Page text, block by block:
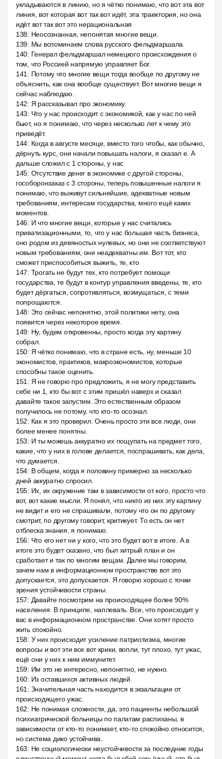
укладываются в линию, но я чётко понимаю, что вот эта вот
линия, вот которая вот так вот идёт, эта траектория, но она
идёт вот так вот это нерациональная
138: Неосознанная, непонятая многие вещи.
139: Мы вспоминаем слова русского фельдмаршала.
140: Генерал фельдмаршал немецкого происхождения о
том, что Россией напрямую управляет Бог.
141 : Потому что многие вещи тогда вообще по другому не
объяснить, как она вообще существует. Вот многие вещи я
сейчас наблюдаю.
142: Я рассказывал про экономику.
143: Что у нас происходит с экономикой, как у нас по ней
бьют, но я понимаю, что через несколько лет к чему это
приведёт.
144: Когда в августе месяце, вместо того чтобы, как обычно,
дёрнуть курс, они начали повышать налоги, я сказал е. А
дальше сложил с 1 стороны, у нас
145: Отсутствие денег в экономике с другой стороны,
гособоронзаказ с 3 стороны, теперь повышенные налоги я
понимаю, что выживут сильнейшие, адекватные новым
требованиям, интересам государства, много ещё каких
моментов.
146: И что многие вещи, которые у нас считались
приватизационными, то, что у нас большая часть бизнеса,
оно родом из девяностых нулевых, но они не соответствуют
новым требованиям, они неадекватны им. Вот тот, кто
сможет приспособиться выжить, те, кто
147: Трогать не будут тех, кто потребует помощи
государства, те будут в контур управления введены, те, кто
будет дёргаться, сопротивляться, возмущаться, с теми
попрощаются.
148: Это сейчас непонятно, этой политики нету, она
появится через некоторое время.
149: Ну, будем откровенны, просто когда эту картину
собрал.
150: Я чётко понимаю, что в стране есть, ну, меньше 10
экономистов, практиков, макроэкономистов, которые
способны такое оценить.
151 : Я не говорю про предложить, я не могу представить
себе ни 1, кто бы вот с этим пришёл наверх и сказал
давайте такое запустим. Это естественным образом
получилось не потому, что кто-то осознал.
152: Как я это проверил. Очень просто эти все люди, они
более менее понятны.
153: И ты можешь аккуратно их пощупать на предмет того,
какие, что у них в голове делается, поспрашивать, как дела,
что думается.
154: В общем, когда я половину примерно за несколько
дней аккуратно спросил.
155: Их, их окружение там в зависимости от кого, просто что
вот, вот какие мысли. Я понял, что никто из них эту картину
не видит и его не спрашивали, потому что он по другому
смотрит, по другому говорит, критикует. То есть он нет
отблеска знания, я понимаю.
156: Что его нет ни у кого, что это будет вот в итоге. А в
итоге это будет сказано, что был хитрый план и он
сработает и так по многим вещам. Далее мы говорим,
зачем нам в информационном пространстве вот это
допускается, это допускается. Я говорю хорошо с точки
зрения устойчивости страны.
157: Давайте посмотрим на происходящее более 90%
населения. В принципе, наплевать. Все, что происходит у
вас в информационном пространстве. Они хотят просто
жить спокойно.
158: У них происходит усиление патриотизма, многие
вопросы и вот эти все вот крики, вопли, тут плохо, тут ужас,
ещё они у них к ним иммунитет.
159: Им это не интересно, непонятно, не нужно.
160: Из оставшихся активных людей.
161 : Значительная часть находится в экзальтации от
происходящего ужас.
162: Не понимая сложности, да, это пациенты небольшой
психиатрической больницы по палатам распиханы, в
зависимости от кто-то понимает, кто-то спокойно относится,
но система дико устойчива.
163: Не социологически неустойчивости за последние годы